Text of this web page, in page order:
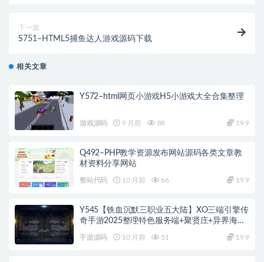
下一篇
S751–HTML5捕鱼达人游戏源码下载
相关文章
Y572–html网页小游戏H5小游戏大全合集整理
游戏源码 9 月前 88 19.9
Q492–PHP教学资源发布网站源码各类文章教
材资料分享网站
整站代码 10 月前 66 19.9
Y545【铁血沉默三职业五大陆】XO三端引擎传
奇手游2025整理特色服务端+聚贤庄+异界海岛
手游源码 10 月前 51 19.9